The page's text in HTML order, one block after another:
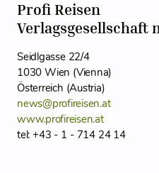
Profi Reisen
Verlagsgesellschaft
Seidlgasse 22/4
1030 Wien (Vienna)
Österreich (Austria)
news@profireisen.at
www.profireisen.at
tel: +43 - 1 - 714 24 14